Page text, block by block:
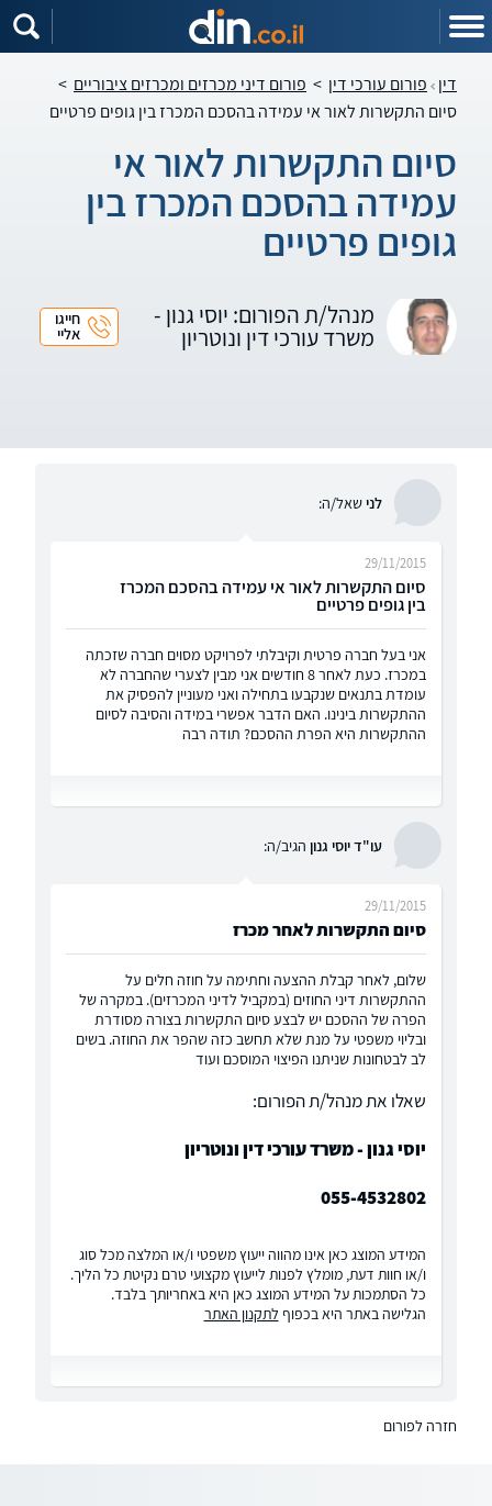
דין פורום עורכי דין > פורום דיני מכרזים ומכרזים ציבוריים >
סיום התקשרות לאור אי עמידה בהסכם המכרז בין גופים פרטיים
סיום התקשרות לאור אי
עמידה בהסכם המכרז בין
גופים פרטיים
מנהל/ת הפורום: יוסי גנון -
משרד עורכי דין ונוטריון
חייגו
אליי
לנישאל/ה:
סיום התקשרות לאור אי עמידה בהסכם המכרז
בין גופים פרטיים
29/11/2015
אני בעל חברה פרטית וקיבלתי לפרויקט מסוים חברה שזכתה
במכרז. כעת לאחר 8 חודשים אני מבין לצערי שהחברה לא
עומדת בתנאים שנקבעו בתחילה ואני מעוניין להפסיק את
ההתקשרות בינינו. האם הדבר אפשרי במידה והסיבה לסיום
ההתקשרות היא הפרת ההסכם? תודה רבה
עו"ד יוסי גנון הגיב/ה:
סיום התקשרות לאחר מכרז
29/11/2015
שלום, לאחר קבלת ההצעה וחתימה על חוזה חלים על
ההתקשרות דיני החוזים (במקביל לדיני המכרזים). במקרה של
הפרה של ההסכם יש לבצע סיום התקשרות בצורה מסודרת
ובליוי משפטי על מנת שלא תחשב כזה שהפר את החוזה. בשים
לב לבטחונות שניתנו הפיצוי המוסכם ועוד
שאלו את מנהל/ת הפורום:
יוסי גנון - משרד עורכי דין ונוטריון
055-4532802
המידע המוצג כאן אינו מהווה ייעוץ משפטי ו/או המלצה מכל סוג
ו/או חוות דעת, מומלץ לפנות לייעוץ מקצועי טרם נקיטת כל הליך.
כל הסתמכות על המידע המוצג כאן היא באחריותך בלבד.
הגלישה באתר היא בכפוף לתקנון האתר
חזרה לפורום